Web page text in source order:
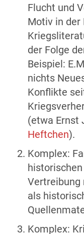
Flucht und
Motiv in der
der Folge
Beispiel:
nichts
Konflikte
(etwa Ernst
Heftchen).
Komplex:
Vertreibung
als
Komplex: